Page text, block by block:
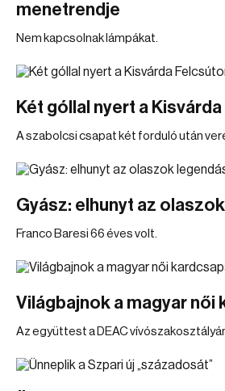
menetrendje
Nem kapcsolnak lámpákat.
Két góllal nyert a
A szabolcsi csapat két forduló után
Gyász: elhunyt az
Franco Baresi 66 éves volt.
Világbajnok a magyar női
Az együttest a DEAC